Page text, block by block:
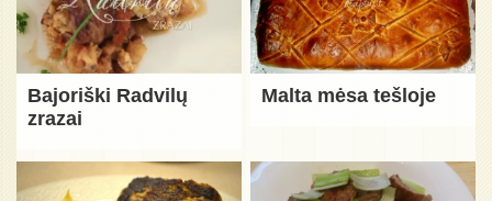
Bajoriški Radvilų
zrazai
Malta mėsa tešloje